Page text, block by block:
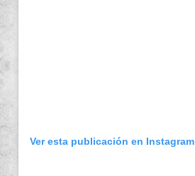
Ver esta publicación en Instagram